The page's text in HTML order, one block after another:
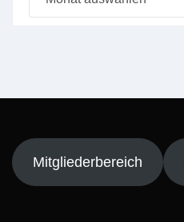
Mitgliederbereich